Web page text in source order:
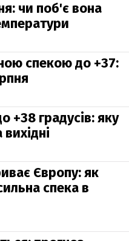
чи поб'є вона
спекою до +37:
+38 градусів: яку
Європу: як
спека в